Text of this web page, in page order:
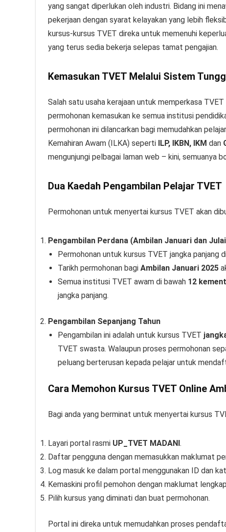
yang sangat diperlukan oleh industri. Bidang ini
pekerjaan dengan syarat kelayakan yang lebih
kursus-kursus TVET direka untuk memenuhi
yang terus sedia bekerja selepas tamat pengajian.
Kemasukan TVET Melalui Sistem
Salah satu usaha kerajaan untuk memperkasa
permohonan kemasukan ke semua institusi
permohonan ini dilancarkan bagi memudahkan
Kemahiran Awam (ILKA) seperti ILP, IKBN, IKM dan
mengunjungi pelbagai laman web – kini, semuanya
Dua Kaedah Pengambilan Pelajar TVET
Permohonan untuk menyertai kursus TVET akan
Pengambilan Perdana (Ambilan Januari dan
Permohonan untuk kursus TVET jangka panjang
Tarikh permohonan bagi Ambilan Januari 2025
Semua institusi TVET awam di bawah 12
jangka panjang.
Pengambilan Sepanjang Tahun
Pengambilan ini adalah untuk kursus TVET
TVET swasta. Walaupun proses permohonan
peluang berterusan kepada pelajar untuk
Cara Memohon Kursus TVET Online
Bagi anda yang berminat untuk menyertai kursus
Layari portal rasmi UP_TVET MADANI.
Daftar pengguna dengan memasukkan maklumat
Log masuk ke dalam portal menggunakan ID dan
Kemaskini profil pemohon dengan maklumat
Pilih kursus yang diminati dan buat permohonan.
Portal ini direka untuk memudahkan proses